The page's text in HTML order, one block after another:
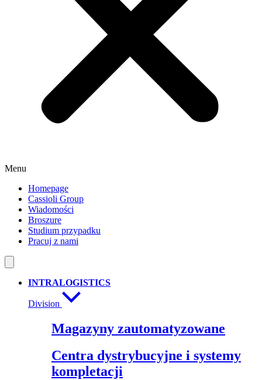
Menu
Homepage
Cassioli Group
Wiadomości
Broszure
Studium przypadku
Pracuj z nami
INTRALOGISTICS
Division
Magazyny zautomatyzowane
Centra dystrybucyjne i systemy
kompletacji